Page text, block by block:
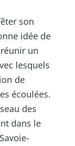
son
idée de
un
lesquels
de
écoulées.
des
dans le